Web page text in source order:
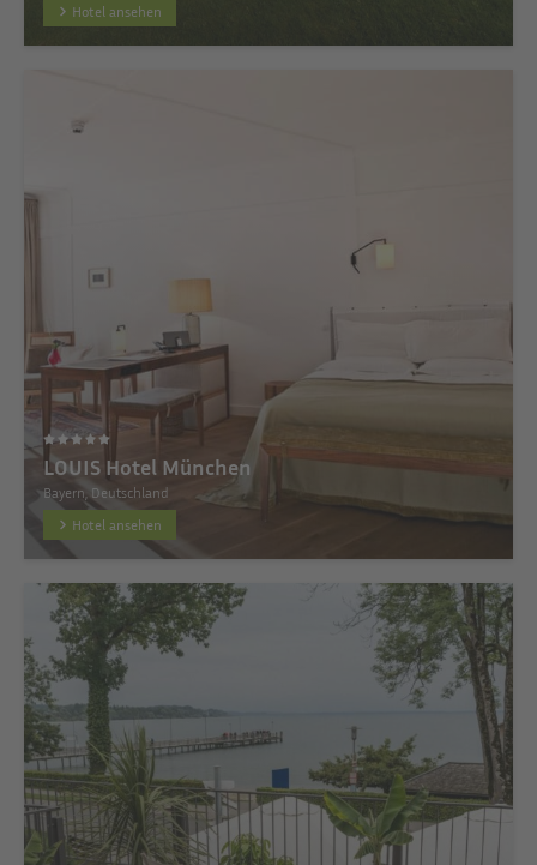
Hotel ansehen
LOUIS Hotel München
Bayern, Deutschland
Hotel ansehen